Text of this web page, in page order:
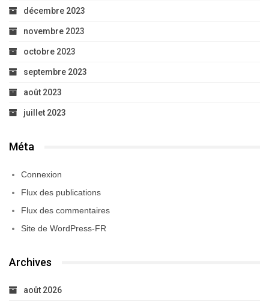
décembre 2023
novembre 2023
octobre 2023
septembre 2023
août 2023
juillet 2023
Méta
Connexion
Flux des publications
Flux des commentaires
Site de WordPress-FR
Archives
août 2026